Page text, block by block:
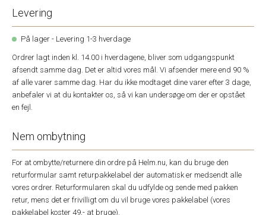
Levering
På lager - Levering 1-3 hverdage
Ordrer lagt inden kl. 14.00 i hverdagene, bliver som udgangspunkt
afsendt samme dag. Det er altid vores mål. Vi afsender mere end 90 %
af alle varer samme dag. Har du ikke modtaget dine varer efter 3 dage,
anbefaler vi at du kontakter os, så vi kan undersøge om der er opstået
en fejl.
Nem ombytning
For at ombytte/returnere din ordre på Helm.nu, kan du bruge den
returformular samt returpakkelabel der automatisk er medsendt alle
vores ordrer. Returformularen skal du udfylde og sende med pakken
retur, mens det er frivilligt om du vil bruge vores pakkelabel (vores
pakkelabel koster 49,- at bruge).